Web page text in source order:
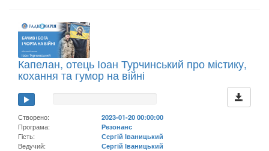
Капелан, отець Іоан Турчинський про містику,
кохання та гумор на війні
Створено:
2023-01-20 00:00:00
Програма:
Резонанс
Гість:
Сергій Іваницький
Ведучий:
Сергій Іваницький